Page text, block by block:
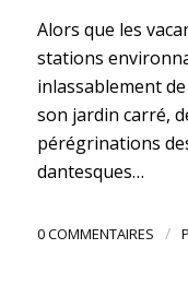
Alors que les
stations
inlassablement
son jardin carré,
pérégrinations
dantesques…
0 COMMENTAIRES /